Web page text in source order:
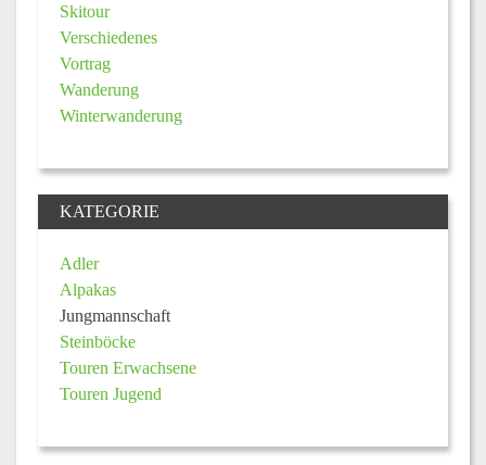
Skitour
Verschiedenes
Vortrag
Wanderung
Winterwanderung
KATEGORIE
Adler
Alpakas
Jungmannschaft
Steinböcke
Touren Erwachsene
Touren Jugend